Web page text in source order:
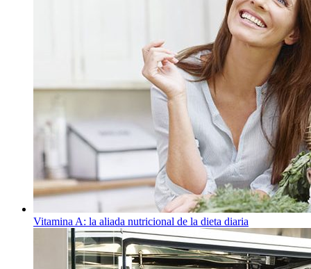
Vitamina A: la aliada nutricional de la dieta diaria